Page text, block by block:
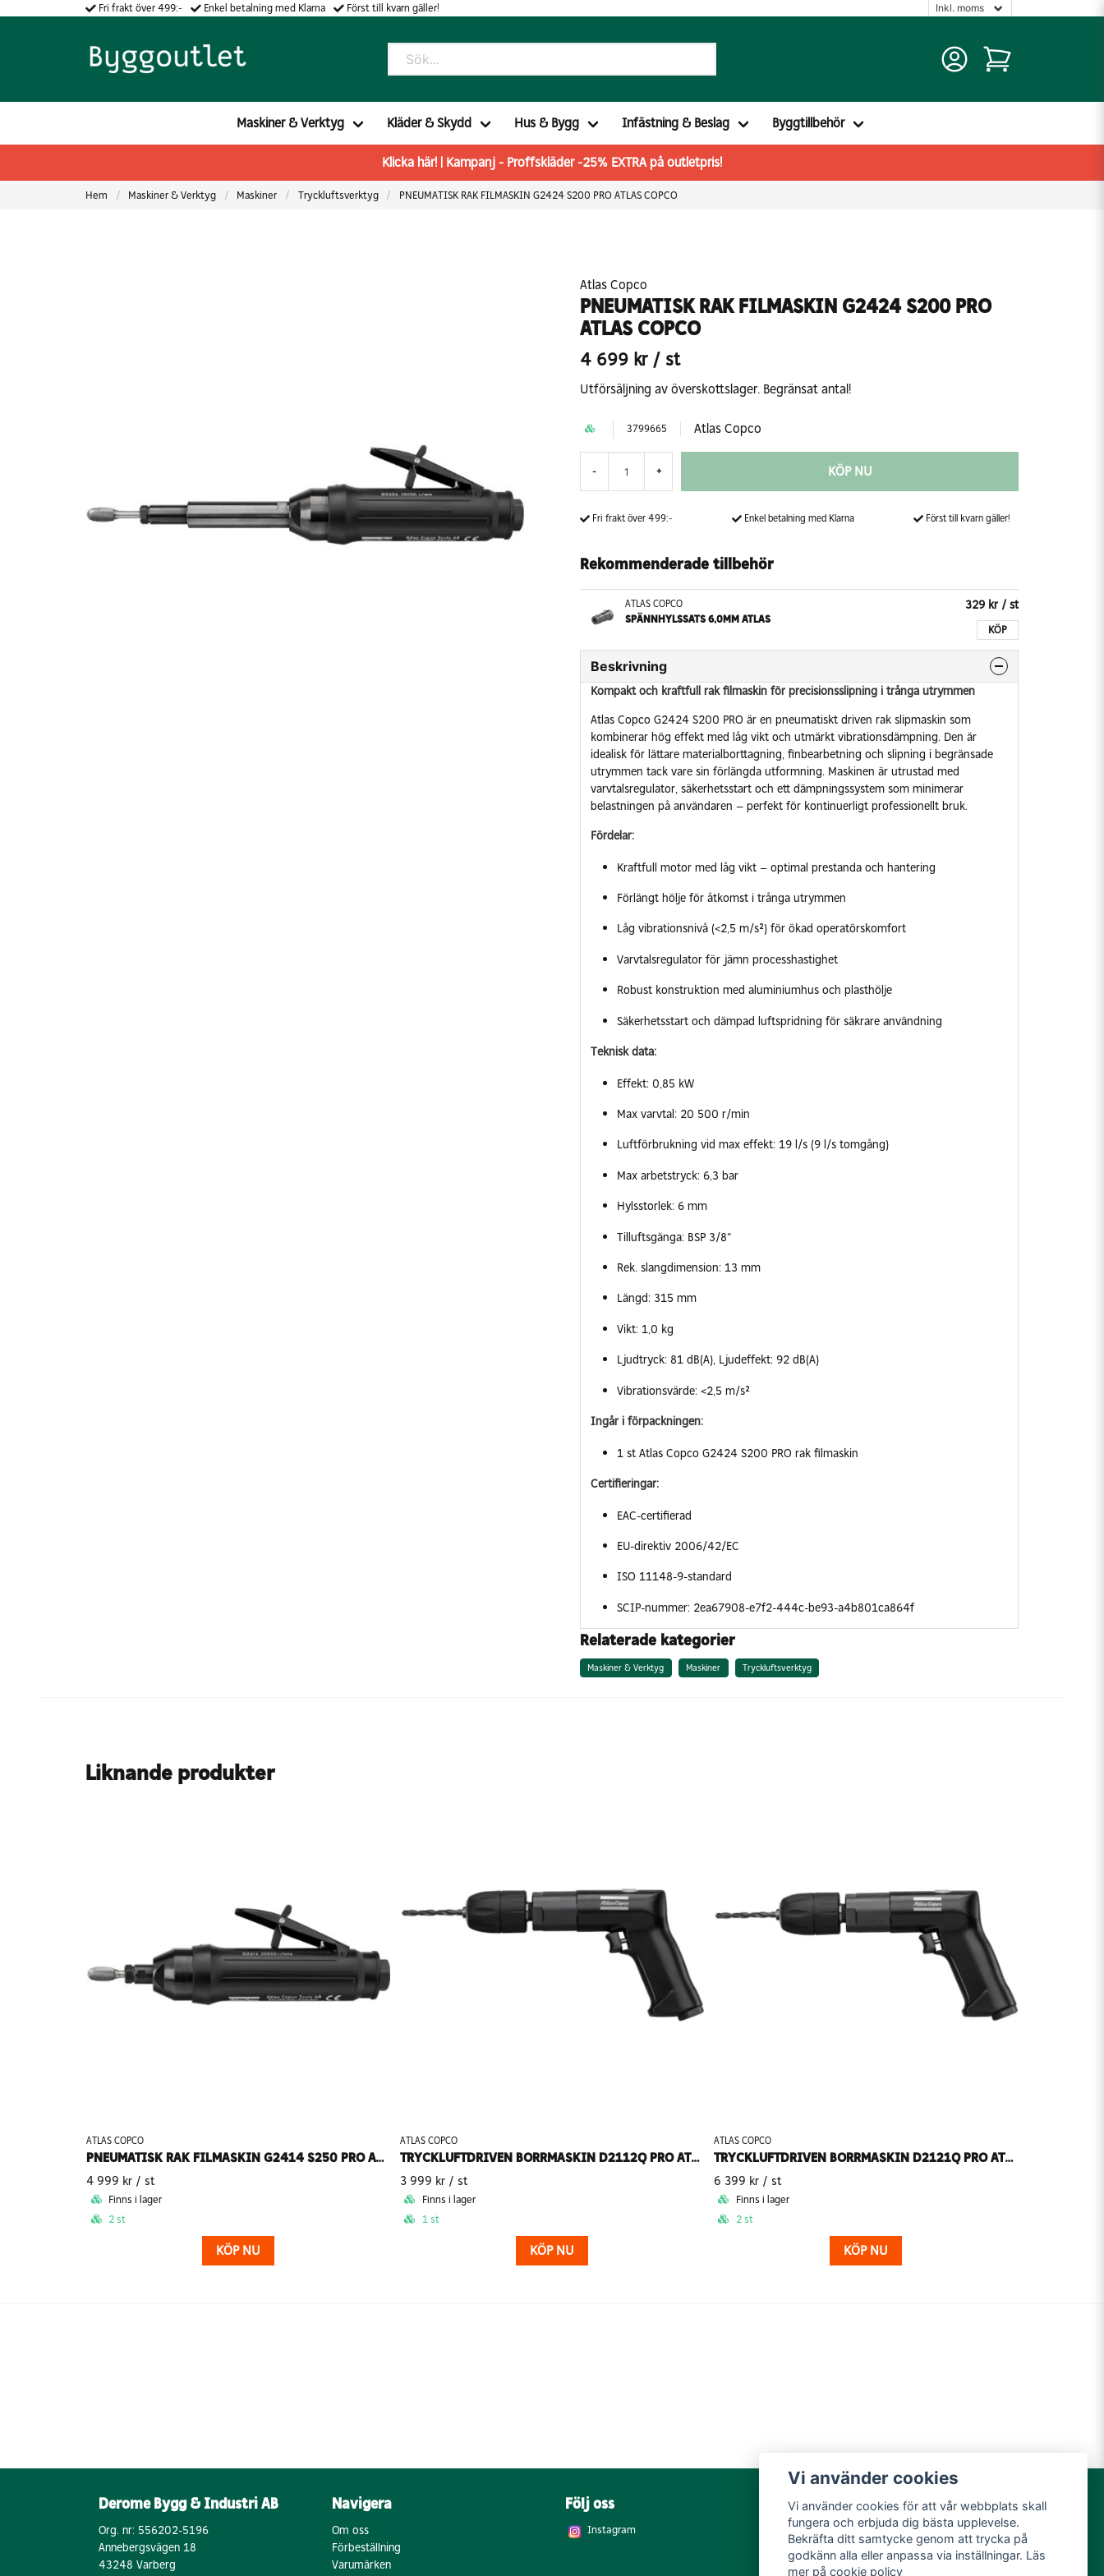
Fri frakt över 499:- Enkel betalning med Klarna Först till kvarn gäller!
Maskiner & Verktyg Kläder & Skydd Hus & Bygg Infästning & Beslag Byggtillbehör
Klicka här! | Kampanj - Proffskläder -25% EXTRA på outletpris!
Hem Maskiner & Verktyg Maskiner Tryckluftsverktyg PNEUMATISK RAK FILMASKIN G2424 S200 PRO ATLAS COPCO
Atlas Copco
PNEUMATISK RAK FILMASKIN G2424 S200 PRO
ATLAS COPCO
4 699 kr / st
Utförsäljning av överskottslager. Begränsat antal!
3799665 Atlas Copco
- + KÖP NU
Fri frakt över 499:- Enkel betalning med Klarna Först till kvarn gäller!
Rekommenderade tillbehör
ATLAS COPCO
SPÄNNHYLSSATS 6,0MM ATLAS
329 kr / st
KÖP
Beskrivning
Kompakt och kraftfull rak filmaskin för precisionsslipning i trånga utrymmen
Atlas Copco G2424 S200 PRO är en pneumatiskt driven rak slipmaskin som
kombinerar hög effekt med låg vikt och utmärkt vibrationsdämpning. Den är
idealisk för lättare materialborttagning, finbearbetning och slipning i begränsade
utrymmen tack vare sin förlängda utformning. Maskinen är utrustad med
varvtalsregulator, säkerhetsstart och ett dämpningssystem som minimerar
belastningen på användaren – perfekt för kontinuerligt professionellt bruk.
Fördelar:
Kraftfull motor med låg vikt – optimal prestanda och hantering
Förlängt hölje för åtkomst i trånga utrymmen
Låg vibrationsnivå (<2,5 m/s²) för ökad operatörskomfort
Varvtalsregulator för jämn processhastighet
Robust konstruktion med aluminiumhus och plasthölje
Säkerhetsstart och dämpad luftspridning för säkrare användning
Teknisk data:
Effekt: 0,85 kW
Max varvtal: 20 500 r/min
Luftförbrukning vid max effekt: 19 l/s (9 l/s tomgång)
Max arbetstryck: 6,3 bar
Hylsstorlek: 6 mm
Tilluftsgänga: BSP 3/8"
Rek. slangdimension: 13 mm
Längd: 315 mm
Vikt: 1,0 kg
Ljudtryck: 81 dB(A), Ljudeffekt: 92 dB(A)
Vibrationsvärde: <2,5 m/s²
Ingår i förpackningen:
1 st Atlas Copco G2424 S200 PRO rak filmaskin
Certifieringar:
EAC-certifierad
EU-direktiv 2006/42/EC
ISO 11148-9-standard
SCIP-nummer: 2ea67908-e7f2-444c-be93-a4b801ca864f
Relaterade kategorier
Maskiner & Verktyg Maskiner Tryckluftsverktyg
Liknande produkter
ATLAS COPCO
PNEUMATISK RAK FILMASKIN G2414 S250 PRO ATLAS COPCO
4 999 kr / st
Finns i lager
2 st
KÖP NU
ATLAS COPCO
TRYCKLUFTDRIVEN BORRMASKIN D2112Q PRO ATLAS COPCO
3 999 kr / st
Finns i lager
1 st
KÖP NU
ATLAS COPCO
TRYCKLUFTDRIVEN BORRMASKIN D2121Q PRO ATLAS COPCO
6 399 kr / st
Finns i lager
2 st
KÖP NU
Derome Bygg & Industri AB
Org. nr: 556202-5196
Annebergsvägen 18
43248 Varberg
Navigera
Om oss
Förbeställning
Varumärken
Följ oss
Instagram
Vi använder cookies
Vi använder cookies för att vår webbplats skall
fungera och erbjuda dig bästa upplevelse.
Bekräfta ditt samtycke genom att trycka på
godkänn alla eller anpassa via inställningar. Läs
mer påcookie policy